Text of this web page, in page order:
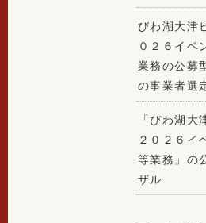
びわ湖大津
０２６イベ
業務の公募
の事業者選
「びわ湖大
２０２６イ
等業務」の
ザル